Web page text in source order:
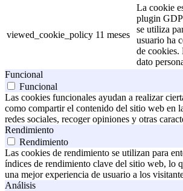
viewed_cookie_policy 11 meses
La cookie
plugin
se utiliza
usuario ha
de cookies.
dato
Funcional
Funcional
Las cookies funcionales ayudan a realizar
como compartir el contenido del sitio web en
redes sociales, recoger opiniones y otras
Rendimiento
Rendimiento
Las cookies de rendimiento se utilizan para
índices de rendimiento clave del sitio web, lo
una mejor experiencia de usuario a los
Análisis